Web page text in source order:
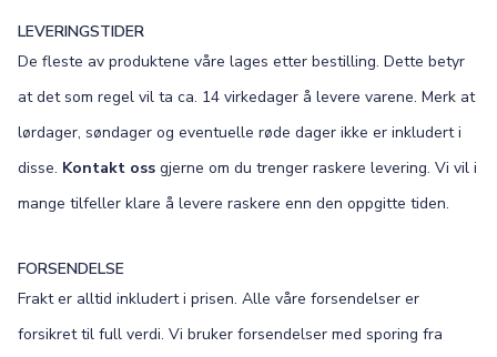
LEVERINGSTIDER
De fleste av produktene våre lages etter bestilling. Dette betyr
at det som regel vil ta ca. 14 virkedager å levere varene. Merk at
lørdager, søndager og eventuelle røde dager ikke er inkludert i
disse. Kontakt oss gjerne om du trenger raskere levering. Vi vil i
mange tilfeller klare å levere raskere enn den oppgitte tiden.
FORSENDELSE
Frakt er alltid inkludert i prisen. Alle våre forsendelser er
forsikret til full verdi. Vi bruker forsendelser med sporing fra